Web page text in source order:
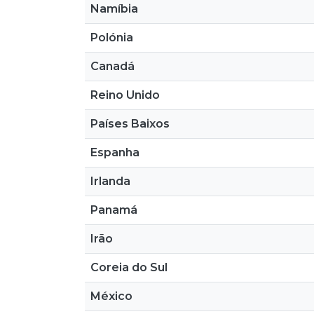
Namíbia
Polónia
Canadá
Reino Unido
Países Baixos
Espanha
Irlanda
Panamá
Irão
Coreia do Sul
México